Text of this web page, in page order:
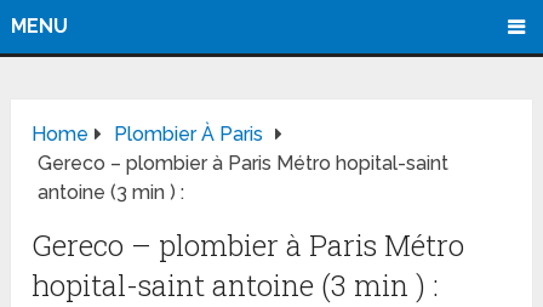
MENU
Home
Plombier À Paris
Gereco – plombier à Paris Métro hopital-saint
antoine (3 min ) :
Gereco – plombier à Paris Métro
hopital-saint antoine (3 min ) :